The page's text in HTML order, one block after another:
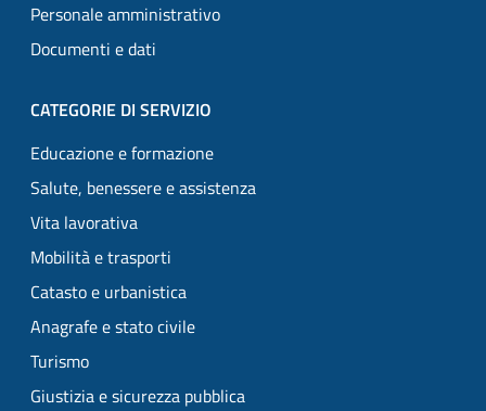
Personale amministrativo
Documenti e dati
CATEGORIE DI SERVIZIO
Educazione e formazione
Salute, benessere e assistenza
Vita lavorativa
Mobilità e trasporti
Catasto e urbanistica
Anagrafe e stato civile
Turismo
Giustizia e sicurezza pubblica